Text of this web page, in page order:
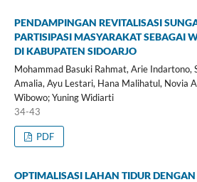
PENDAMPINGAN REVITALISASI
PARTISIPASI MASYARAKAT SEBAGAI
DI KABUPATEN SIDOARJO
Mohammad Basuki Rahmat, Arie Indartono,
Amalia, Ayu Lestari, Hana Malihatul, Novia
Wibowo; Yuning Widiarti
34-43
PDF
OPTIMALISASI LAHAN TIDUR